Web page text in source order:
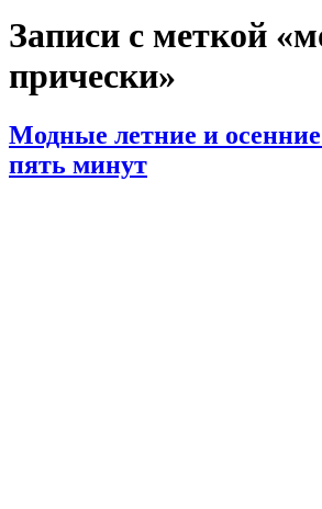
Записи с меткой
прически»
Модные летние и
пять минут